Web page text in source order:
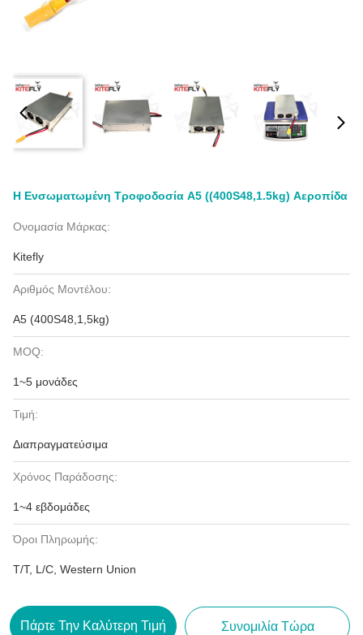
Η Ενσωματωμένη Τροφοδοσία A5 ((400S48,1.5kg) Αεροπίδα
Ονομασία Μάρκας:
Kitefly
Αριθμός Μοντέλου:
A5 (400S48,1,5kg)
MOQ:
1~5 μονάδες
Τιμή:
Διαπραγματεύσιμα
Χρόνος Παράδοσης:
1~4 εβδομάδες
Όροι Πληρωμής:
T/T, L/C, Western Union
Πάρτε Την Καλύτερη Τιμή Συνομιλία Τώρα